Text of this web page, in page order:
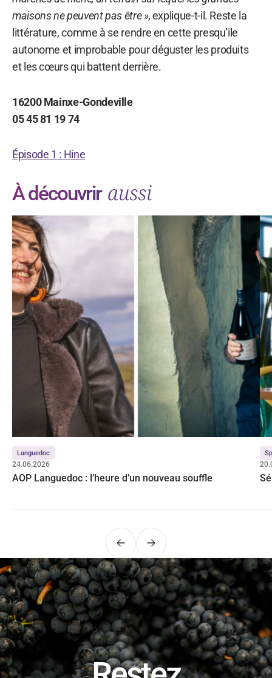
maisons ne peuvent pas être »,explique-t-il. Reste la
littérature, comme à se rendre en cette presqu’île
autonome et improbable pour déguster les produits
et les cœurs qui battent derrière.
16200 Mainxe-Gondeville
05 45 81 19 74
Épisode 1 : Hine
À découvrir aussi
Languedoc
24.06.2026
AOP Languedoc : l’heure d’un nouveau souffle
PrécédentSuivant